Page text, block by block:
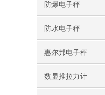
防爆电子秤
防水电子秤
惠尔邦电子秤
数显推拉力计